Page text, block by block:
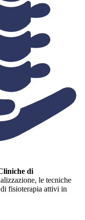
di
le tecniche
fisioterapia attivi in